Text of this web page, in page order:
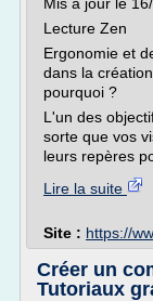
Lecture Zen
Ergonomie et
dans la
pourquoi ?
L'un des
sorte que vos
leurs repères
Lire la suite
Site : https://
Créer un
Tutoriaux